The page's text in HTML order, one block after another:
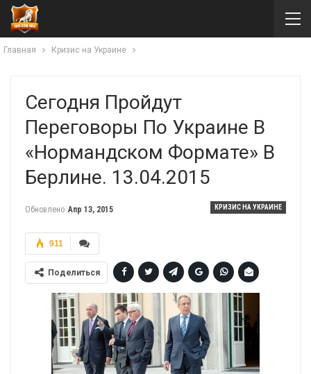
Главная Кризис на Украине
Сегодня Пройдут
Переговоры По Украине В
«нормандском Формате» В
Берлине. 13.04.2015
КРИЗИС НА УКРАИНЕ
Обновлено Апр 13, 2015
911
Поделиться